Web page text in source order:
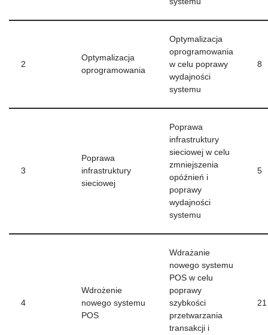
2
Optymalizacja
oprogramowania
Optymalizacja
oprogramowania
w celu poprawy
wydajności
systemu
8
3
Poprawa
infrastruktury
sieciowej
Poprawa
infrastruktury
sieciowej w celu
zmniejszenia
opóźnień i
poprawy
wydajności
systemu
5
4
Wdrożenie
nowego systemu
POS
Wdrażanie
nowego systemu
POS w celu
poprawy
szybkości
przetwarzania
transakcji i
21